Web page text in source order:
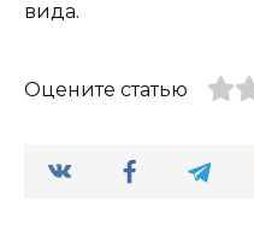
вида.
Оцените статью